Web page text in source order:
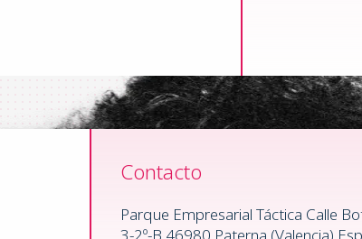
Contacto
Parque Empresarial Táctica Calle